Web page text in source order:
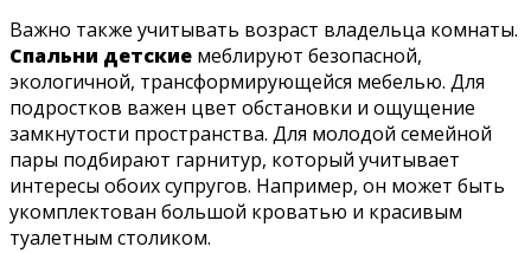
Важно также учитывать возраст владельца комнаты.
Спальни детские меблируют безопасной,
экологичной, трансформирующейся мебелью. Для
подростков важен цвет обстановки и ощущение
замкнутости пространства. Для молодой семейной
пары подбирают гарнитур, который учитывает
интересы обоих супругов. Например, он может быть
укомплектован большой кроватью и красивым
туалетным столиком.